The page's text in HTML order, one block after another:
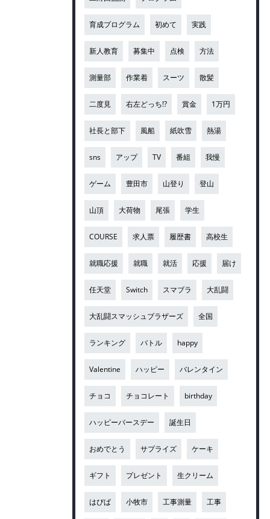
育成プログラム 初めて 実践
新人教育 募集中 点検 方法
測量部 作業着 スーツ 散髪
二度見 右左どっち!? 賞金 1万円
社長と部下 風船 紙吹雪 熱湯
sns アップ TV 番組 我慢
ゲーム 豊田市 山登り 登山
山頂 大荷物 尾張 学生
COURSE 求人票 履歴書 高校生
就職応援 就職 就活 応援 届け
任天堂 Switch スマブラ 大乱闘
大乱闘スマッシュブラザーズ 全国
ランキング バトル happy
Valentine ハッピー バレンタイン
チョコ チョコレート birthday
ハッピーバースデー 誕生日
おめでとう サプライズ ケーキ
ギフト プレゼント 生クリーム
はぴば 小牧市 工事測量 工事